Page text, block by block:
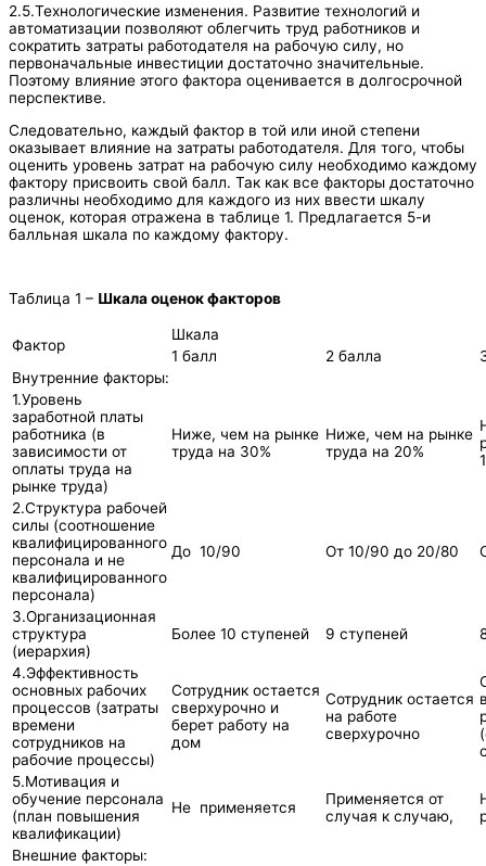
2.5.Технологические изменения. Развитие технологий и
автоматизации позволяют облегчить труд работников и
сократить затраты работодателя на рабочую силу, но
первоначальные инвестиции достаточно значительные.
Поэтому влияние этого фактора оценивается в долгосрочной
перспективе.
Следовательно, каждый фактор в той или иной степени
оказывает влияние на затраты работодателя. Для того, чтобы
оценить уровень затрат на рабочую силу необходимо каждому
фактору присвоить свой балл. Так как все факторы достаточно
различны необходимо для каждого из них ввести шкалу
оценок, которая отражена в таблице 1. Предлагается 5-и
балльная шкала по каждому фактору.
Таблица 1 – Шкала оценок факторов
Фактор
Шкала
1 балл
2 балла
Внутренние факторы:
1.Уровень
заработной платы
работника (в
зависимости от
оплаты труда на
рынке труда)
Ниже, чем на рынке
труда на 30%
Ниже, чем на рынке
труда на 20%
2.Структура рабочей
силы (соотношение
квалифицированного
персонала и не
квалифицированного
персонала)
До 10/90 От 10/90 до 20/80
3.Организационная
структура
(иерархия)
Более 10 ступеней 9 ступеней
4.Эффективность
основных рабочих
процессов (затраты
времени
сотрудников на
рабочие процессы)
Сотрудник остается
сверхурочно и
берет работу на
дом
Сотрудник остается
на работе
сверхурочно
5.Мотивация и
обучение персонала
(план повышения
квалификации)
Не применяется
Применяется от
случая к случаю,
Внешние факторы: